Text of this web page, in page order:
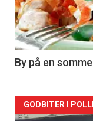
nå
-
5
By på en
Forsiden
GODBITER I